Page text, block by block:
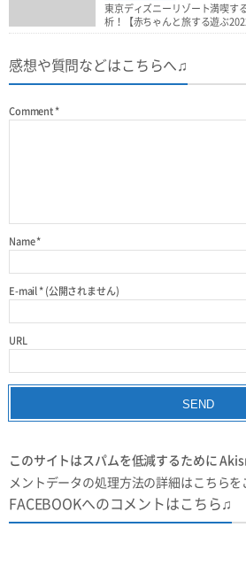
東京ディズニーリゾート満喫す
析！【赤ちゃんと旅する遊ぶ
感想や質問などはこちらへ♫
Comment*
Name*
E-mail*(公開されません)
URL
このサイトはスパムを低減するために
メントデータの処理方法の詳細はこちら
FACEBOOKへのコメントはこちら♫